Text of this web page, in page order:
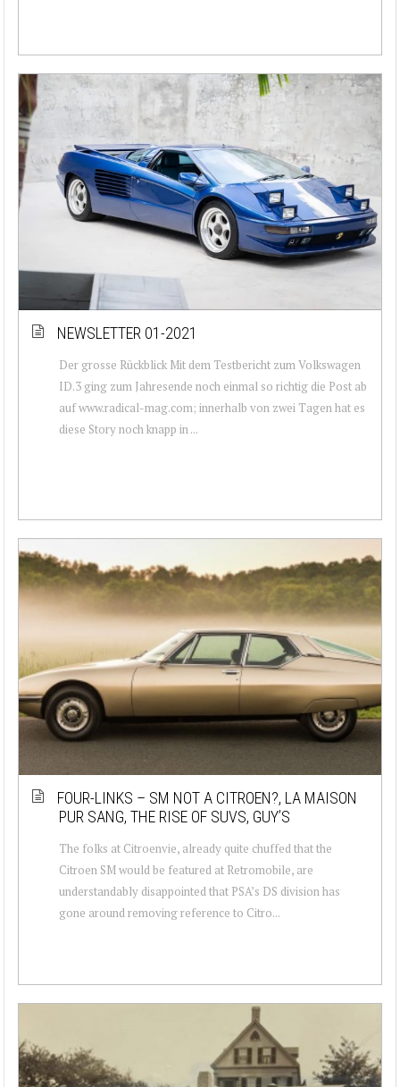
NEWSLETTER 01-2021
Der grosse Rückblick Mit dem Testbericht zum Volkswagen
ID.3 ging zum Jahresende noch einmal so richtig die Post ab
auf www.radical-mag.com; innerhalb von zwei Tagen hat es
diese Story noch knapp in ...
FOUR-LINKS – SM NOT A CITROEN?, LA MAISON
PUR SANG, THE RISE OF SUVS, GUY’S
The folks at Citroenvie, already quite chuffed that the
Citroen SM would be featured at Retromobile, are
understandably disappointed that PSA’s DS division has
gone around removing reference to Citro...